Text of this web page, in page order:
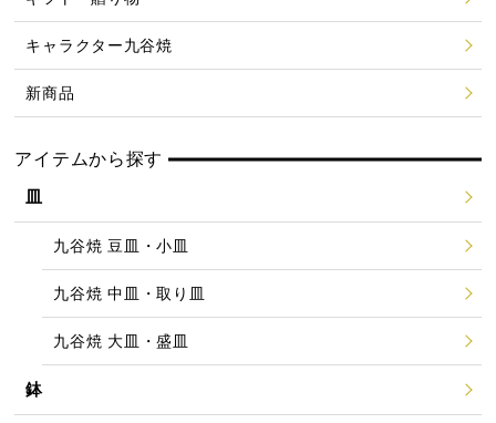
キャラクター九谷焼
新商品
アイテムから探す
皿
九谷焼 豆皿・小皿
九谷焼 中皿・取り皿
九谷焼 大皿・盛皿
鉢